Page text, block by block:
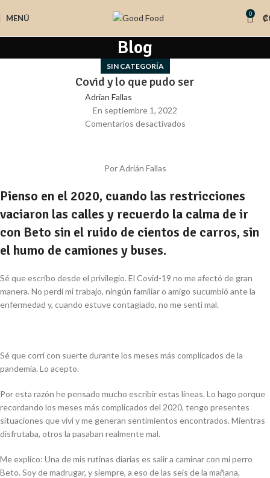
MENÚ 0 ₡
Blog
SIN CATEGORÍA
Covid y lo que pudo ser
Adrian Fallas
En septiembre 1, 2022
Comentarios desactivados
Por Adrián Fallas
Pienso en el 2020, cuando las restricciones
vaciaron las calles y recuerdo la calma de ir
con Beto sin el ruido de cientos de carros, sin
el humo de camiones y buses.
Sé que escribo desde el privilegio. El Covid-19 no me afectó de gran
manera. No perdí mi trabajo, ningún familiar o amigo sucumbió ante la
enfermedad y, cuando estuve contagiado, no me sentí mal.
Sé que corrí con suerte durante los meses más complicados de la
pandemia. Lo acepto.
Por esta razón he pensado mucho escribir estas líneas. Lo hago porque
recordando los meses más complicados del 2020, tengo presentes
situaciones que viví y me generan sentimientos encontrados. Mientras
disfrutaba, otros la pasaban realmente mal.
Me explico: Una de mis rutinas diarias es salir a caminar con mi perro
Beto. Soy de madrugar, y siempre, a eso de las seis de la mañana,